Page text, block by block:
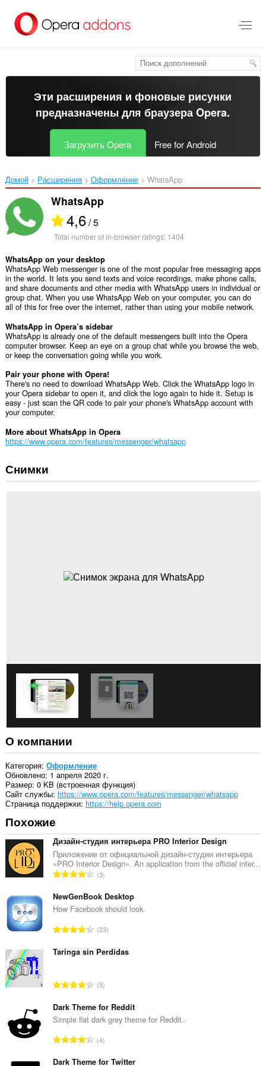
перейти
Эти расширения и фоновые рисунки
предназначены длябраузера Opera.
Загрузить Opera Free for Android
Домой Расширения Оформление WhatsApp‎
WhatsApp
4,6/ 5
Total number of in-browser ratings: 1404
WhatsApp on your desktop
WhatsApp Web messenger is one of the most popular free messaging apps
in the world. It lets you send texts and voice recordings, make phone calls,
and share documents and other media with WhatsApp users in individual or
group chat. When you use WhatsApp Web on your computer, you can do
all of this for free over the internet, rather than using your mobile network.
WhatsApp in Opera’s sidebar
WhatsApp is already one of the default messengers built into the Opera
computer browser. Keep an eye on a group chat while you browse the web,
or keep the conversation going while you work.
Pair your phone with Opera!
There's no need to download WhatsApp Web. Click the WhatsApp logo in
your Opera sidebar to open it, and click the logo again to hide it. Setup is
easy - just scan the QR code to pair your phone's WhatsApp account with
your computer.
More about WhatsApp in Opera
https://www.opera.com/features/messenger/whatsapp
Снимки
О компании
Категория Оформление
Обновлено 1 апреля 2020 г.
Размер 0 KB (встроенная функция)
Cайт службы https://www.opera.com/features/messenger/whatsapp
Страница поддержки https://help.opera.com
Похожие
Дизайн-студия интерьера PRO Interior Design
Приложение от официальной дизайн-студии интерьера
«PRO Interior Design». An application from the official inter...
В
е
г
о
е
о
к
:
3
NewGenBook Desktop
How Facebook should look.
В
е
о
е
н
о
к
:
23
Taringa sin Perdidas
В
е
г
о
5
Dark Theme for Reddit
Simple flat dark grey theme for Reddit..
В
е
4
Dark Theme for Twitter